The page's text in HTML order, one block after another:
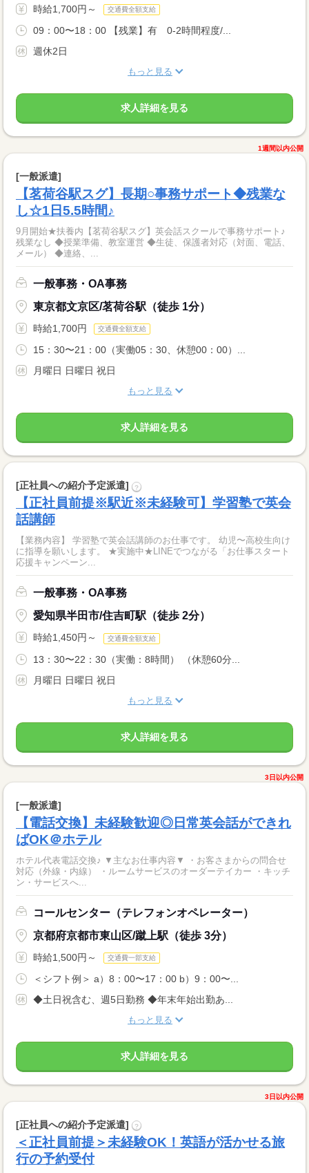
時給1,700円～ 交通費全額支給
09：00〜18：00 【残業】有 0-2時間程度/...
週休2日
もっと見る
求人詳細を見る
1週間以内公開
[一般派遣]
【茗荷谷駅スグ】長期○事務サポート◆残業な
し☆1日5.5時間♪
9月開始★扶養内【茗荷谷駅スグ】英会話スクールで事務サポート♪
残業なし ◆授業準備、教室運営 ◆生徒、保護者対応（対面、電話、
メール） ◆連絡、...
一般事務・OA事務
東京都文京区/茗荷谷駅（徒歩 1分）
時給1,700円 交通費全額支給
15：30〜21：00（実働05：30、休憩00：00）...
月曜日 日曜日 祝日
もっと見る
求人詳細を見る
[正社員への紹介予定派遣] ?
【正社員前提※駅近※未経験可】学習塾で英会
話講師
【業務内容】 学習塾で英会話講師のお仕事です。 幼児〜高校生向け
に指導を願いします。 ★実施中★LINEでつながる「お仕事スタート
応援キャンペーン...
一般事務・OA事務
愛知県半田市/住吉町駅（徒歩 2分）
時給1,450円～ 交通費全額支給
13：30〜22：30（実働：8時間） （休憩60分...
月曜日 日曜日 祝日
もっと見る
求人詳細を見る
3日以内公開
[一般派遣]
【電話交換】未経験歓迎◎日常英会話ができれ
ばOK＠ホテル
ホテル代表電話交換♪ ▼主なお仕事内容▼ ・お客さまからの問合せ
対応（外線・内線） ・ルームサービスのオーダーテイカー ・キッチ
ン・サービスへ...
コールセンター（テレフォンオペレーター）
京都府京都市東山区/蹴上駅（徒歩 3分）
時給1,500円～ 交通費一部支給
＜シフト例＞ a）8：00〜17：00 b）9：00〜...
◆土日祝含む、週5日勤務 ◆年末年始出勤あ...
もっと見る
求人詳細を見る
3日以内公開
[正社員への紹介予定派遣] ?
＜正社員前提＞未経験OK！英語が活かせる旅
行の予約受付